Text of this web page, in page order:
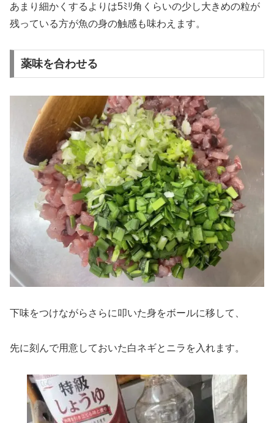
あまり細かくするよりは5ﾐﾘ角くらいの少し大きめの粒が
残っている方が魚の身の触感も味わえます。
薬味を合わせる
下味をつけながらさらに叩いた身をボールに移して、
先に刻んで用意しておいた白ネギとニラを入れます。